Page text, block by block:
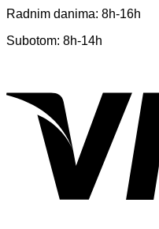
Radnim danima: 8h-16h
Subotom: 8h-14h